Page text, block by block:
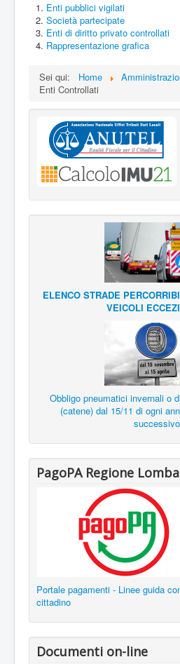
Enti pubblici vigilati
Società partecipate
Enti di diritto privato controllati
Rappresentazione grafica
Sei qui: Home
Enti Controllati
ELENCO STRADE
VEICOLI
Obbligo pneumatici invernali o
(catene) dal 15/11 di ogni
successivo
PagoPA Regione
Portale pagamenti - Linee guida
cittadino
Documenti on-line